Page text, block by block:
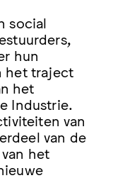
social
hun
het traject
het
Industrie.
van
van de
het